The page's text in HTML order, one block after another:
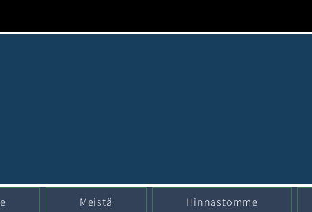
Meistä Hinnastomme